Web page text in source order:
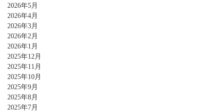
2026年5月
2026年4月
2026年3月
2026年2月
2026年1月
2025年12月
2025年11月
2025年10月
2025年9月
2025年8月
2025年7月